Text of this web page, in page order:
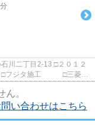
。
い合わせはこちら